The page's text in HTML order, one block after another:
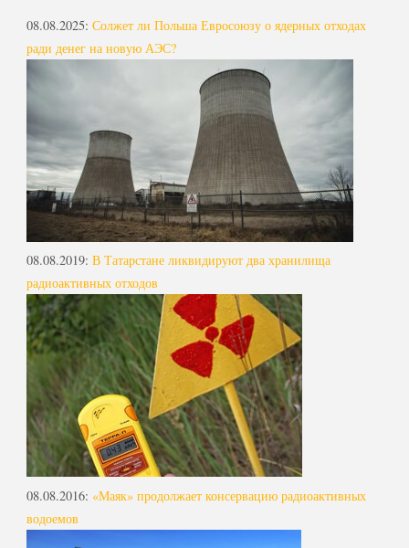
08.08.2025: Солжет ли Польша Евросоюзу о ядерных отходах
ради денег на новую АЭС?
08.08.2019: В Татарстане ликвидируют два хранилища
радиоактивных отходов
08.08.2016: «Маяк» продолжает консервацию радиоактивных
водоемов